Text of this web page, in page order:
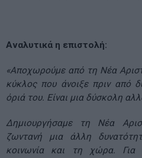
Αναλυτικά η επιστολή:
«Αποχωρούμε από τη Νέα
κύκλος που άνοιξε πριν από
όριά του. Είναι μια δύσκολη
Δημιουργήσαμε τη Νέα
ζωντανή μια άλλη
κοινωνία και τη χώρα. Για